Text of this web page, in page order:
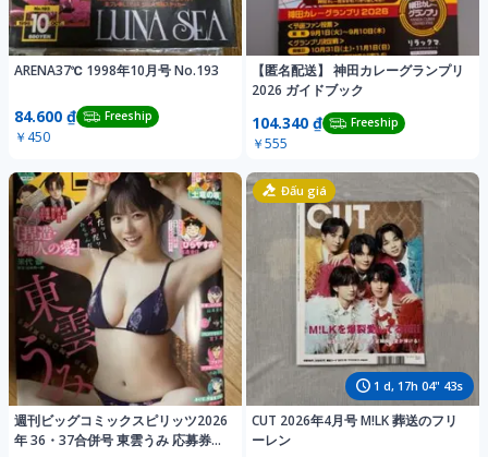
ARENA37℃ 1998年10月号 No.193
84.600 ₫ Freeship
￥450
【匿名配送】 神田カレーグランプリ
2026 ガイドブック
104.340 ₫ Freeship
￥555
週刊ビッグコミックスピリッツ2026
年 36・37合併号 東雲うみ 応募券な
1 d, 17h 04" 40s
Đấu giá
CUT 2026年4月号 M!LK 葬送のフリ
ーレン